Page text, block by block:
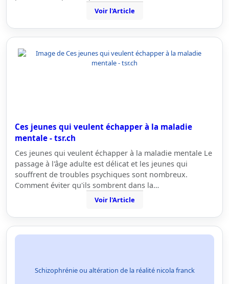
Voir l'Article
Ces jeunes qui veulent échapper à la maladie
mentale - tsr.ch
Ces jeunes qui veulent échapper à la maladie mentale Le
passage à l'âge adulte est délicat et les jeunes qui
souffrent de troubles psychiques sont nombreux.
Comment éviter qu'ils sombrent dans la…
Voir l'Article
Schizophrénie ou altération de la réalité nicola franck